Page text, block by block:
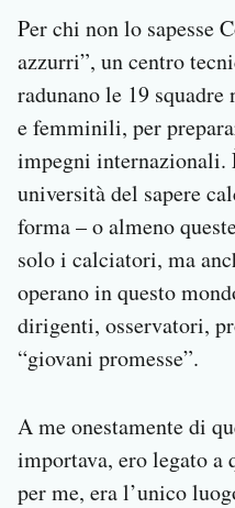
Per chi non lo sapesse
azzurri”, un centro
radunano le 19
e femminili, per
impegni internazionali.
università del sapere
forma – o almeno
solo i calciatori, ma
operano in questo
dirigenti, osservatori,
“giovani promesse”.
A me onestamente di
importava, ero legato a
per me, era l’unico